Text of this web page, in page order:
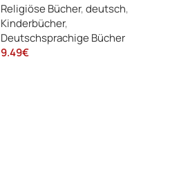
Religiöse Bücher,deutsch,
Kinderbücher,
Deutschsprachige Bücher
9.49€